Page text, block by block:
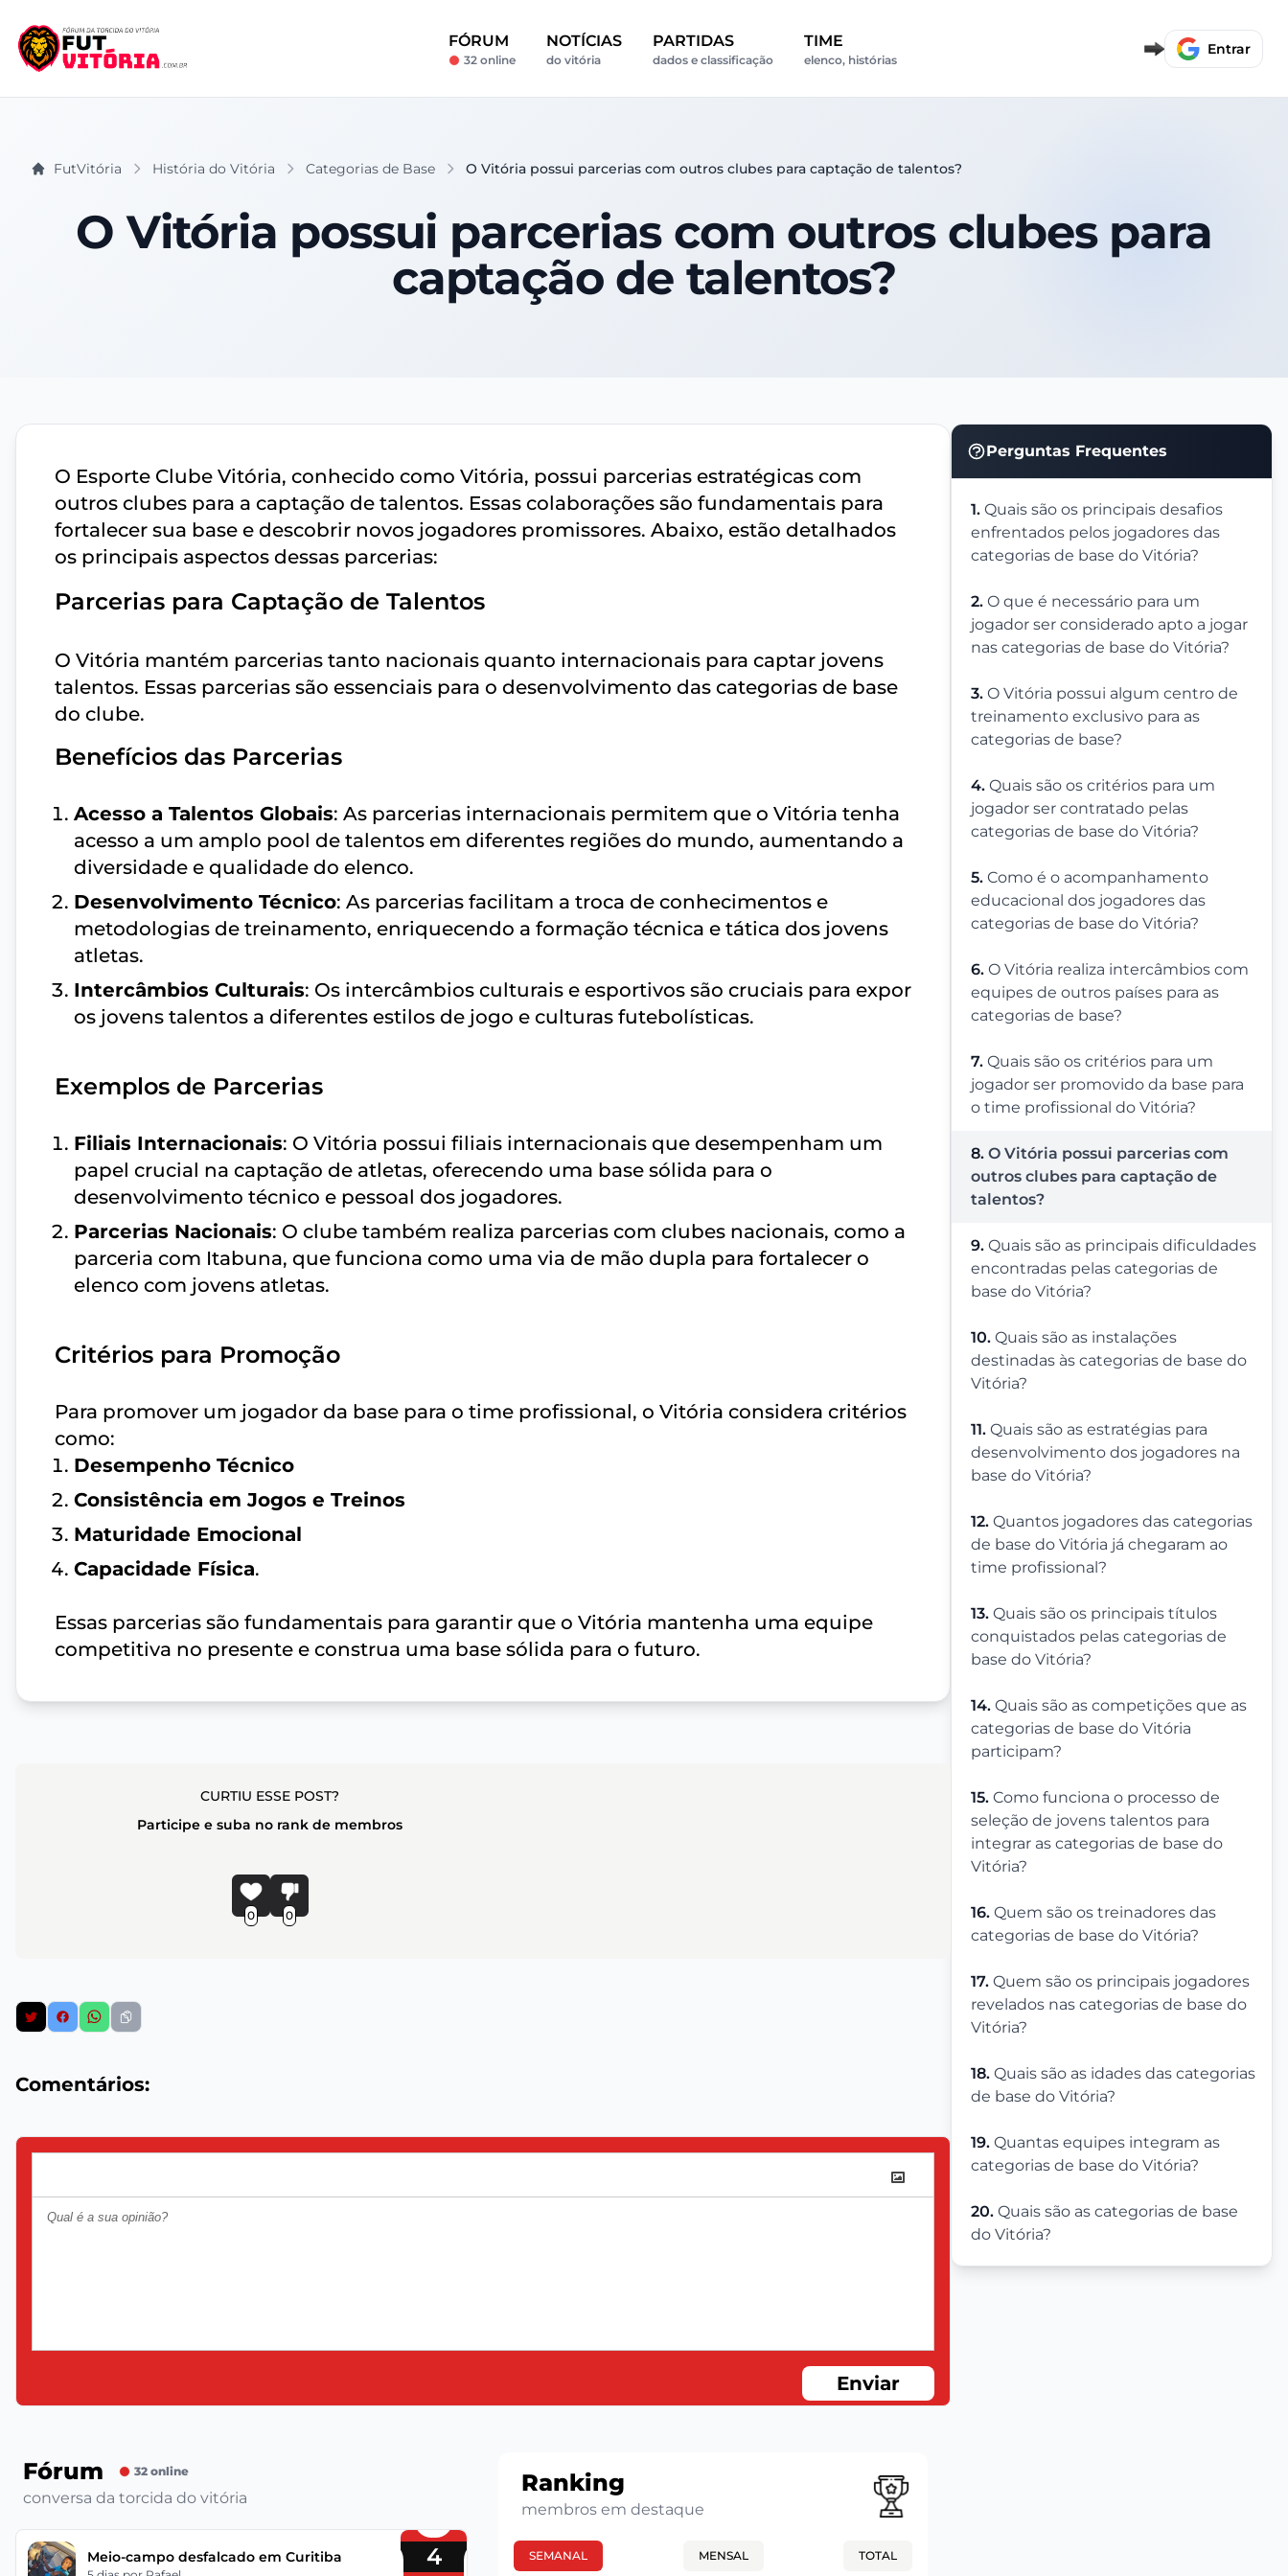
FÓRUM
32 online
NOTÍCIAS
do vitória
PARTIDAS
dados e classificação
TIME
elenco, histórias
Entrar
FutVitória História do Vitória Categorias de Base O Vitória possui parcerias com outros clubes para captação de talentos?
O Vitória possui parcerias com outros clubes para
captação de talentos?
Perguntas Frequentes
1. Quais são os principais desafios
enfrentados pelos jogadores das
categorias de base do Vitória?
2. O que é necessário para um
jogador ser considerado apto a jogar
nas categorias de base do Vitória?
3. O Vitória possui algum centro de
treinamento exclusivo para as
categorias de base?
4. Quais são os critérios para um
jogador ser contratado pelas
categorias de base do Vitória?
5. Como é o acompanhamento
educacional dos jogadores das
categorias de base do Vitória?
6. O Vitória realiza intercâmbios com
equipes de outros países para as
categorias de base?
7. Quais são os critérios para um
jogador ser promovido da base para
o time profissional do Vitória?
8. O Vitória possui parcerias com
outros clubes para captação de
talentos?
9. Quais são as principais dificuldades
encontradas pelas categorias de
base do Vitória?
10. Quais são as instalações
destinadas às categorias de base do
Vitória?
11. Quais são as estratégias para
desenvolvimento dos jogadores na
base do Vitória?
12. Quantos jogadores das categorias
de base do Vitória já chegaram ao
time profissional?
13. Quais são os principais títulos
conquistados pelas categorias de
base do Vitória?
14. Quais são as competições que as
categorias de base do Vitória
participam?
15. Como funciona o processo de
seleção de jovens talentos para
integrar as categorias de base do
Vitória?
16. Quem são os treinadores das
categorias de base do Vitória?
17. Quem são os principais jogadores
revelados nas categorias de base do
Vitória?
18. Quais são as idades das categorias
de base do Vitória?
19. Quantas equipes integram as
categorias de base do Vitória?
20. Quais são as categorias de base
do Vitória?
O Esporte Clube Vitória, conhecido como Vitória, possui parcerias estratégicas com
outros clubes para a captação de talentos. Essas colaborações são fundamentais para
fortalecer sua base e descobrir novos jogadores promissores. Abaixo, estão detalhados
os principais aspectos dessas parcerias:
Parcerias para Captação de Talentos
O Vitória mantém parcerias tanto nacionais quanto internacionais para captar jovens
talentos. Essas parcerias são essenciais para o desenvolvimento das categorias de base
do clube.
Benefícios das Parcerias
Acesso a Talentos Globais: As parcerias internacionais permitem que o Vitória tenha
acesso a um amplo pool de talentos em diferentes regiões do mundo, aumentando a
diversidade e qualidade do elenco.
Desenvolvimento Técnico: As parcerias facilitam a troca de conhecimentos e
metodologias de treinamento, enriquecendo a formação técnica e tática dos jovens
atletas.
Intercâmbios Culturais: Os intercâmbios culturais e esportivos são cruciais para expor
os jovens talentos a diferentes estilos de jogo e culturas futebolísticas.
Exemplos de Parcerias
Filiais Internacionais: O Vitória possui filiais internacionais que desempenham um
papel crucial na captação de atletas, oferecendo uma base sólida para o
desenvolvimento técnico e pessoal dos jogadores.
Parcerias Nacionais: O clube também realiza parcerias com clubes nacionais, como a
parceria com Itabuna, que funciona como uma via de mão dupla para fortalecer o
elenco com jovens atletas.
Critérios para Promoção
Para promover um jogador da base para o time profissional, o Vitória considera critérios
como:
Desempenho Técnico
Consistência em Jogos e Treinos
Maturidade Emocional
Capacidade Física.
Essas parcerias são fundamentais para garantir que o Vitória mantenha uma equipe
competitiva no presente e construa uma base sólida para o futuro.
CURTIU ESSE POST?
Participe e suba no rank de membros
0 0
Comentários:
Enviar
Fórum 32 online
conversa da torcida do vitória
Meio-campo desfalcado em Curitiba 4
Ranking
membros em destaque
SEMANAL MENSAL TOTAL